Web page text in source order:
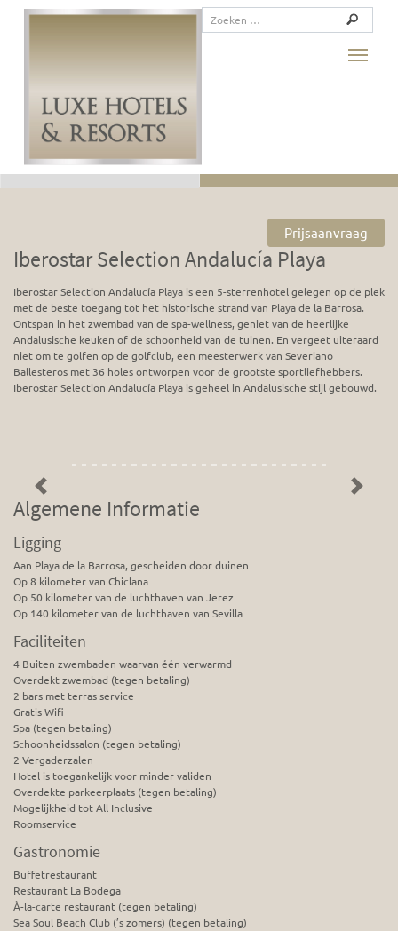
Prijsaanvraag
Iberostar Selection Andalucía Playa
Iberostar Selection Andalucía Playa is een 5-sterrenhotel gelegen op de plek
met de beste toegang tot het historische strand van Playa de la Barrosa.
Ontspan in het zwembad van de spa-wellness, geniet van de heerlijke
Andalusische keuken of de schoonheid van de tuinen. En vergeet uiteraard
niet om te golfen op de golfclub, een meesterwerk van Severiano
Ballesteros met 36 holes ontworpen voor de grootste sportliefhebbers.
Iberostar Selection Andalucía Playa is geheel in Andalusische stijl gebouwd.
Previous Next
Algemene Informatie
Ligging
Aan Playa de la Barrosa, gescheiden door duinen
Op 8 kilometer van Chiclana
Op 50 kilometer van de luchthaven van Jerez
Op 140 kilometer van de luchthaven van Sevilla
Faciliteiten
4 Buiten zwembaden waarvan één verwarmd
Overdekt zwembad (tegen betaling)
2 bars met terras service
Gratis Wifi
Spa (tegen betaling)
Schoonheidssalon (tegen betaling)
2 Vergaderzalen
Hotel is toegankelijk voor minder validen
Overdekte parkeerplaats (tegen betaling)
Mogelijkheid tot All Inclusive
Roomservice
Gastronomie
Buffetrestaurant
Restaurant La Bodega
À-la-carte restaurant (tegen betaling)
Sea Soul Beach Club (’s zomers) (tegen betaling)